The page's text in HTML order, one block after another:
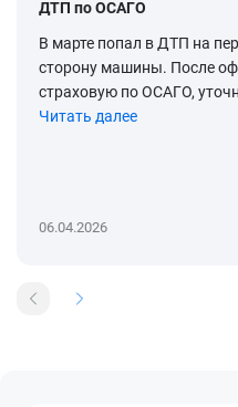
ДТП по ОСАГО
В марте попал в ДТП на
сторону машины. После
страховую по ОСАГО,
Читать далее
06.04.2026